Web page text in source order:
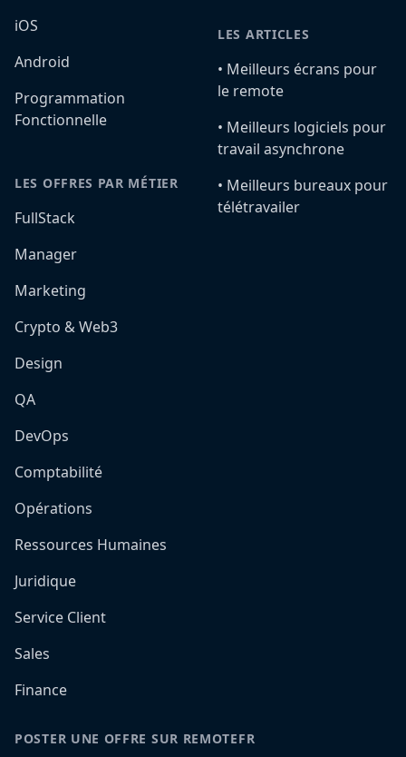
iOS
Android
Programmation
Fonctionnelle
LES OFFRES PAR MÉTIER
FullStack
Manager
Marketing
Crypto & Web3
Design
QA
DevOps
Comptabilité
Opérations
Ressources Humaines
Juridique
Service Client
Sales
Finance
LES ARTICLES
•️ Meilleurs écrans pour
le remote
•️ Meilleurs logiciels pour
travail asynchrone
•️ Meilleurs bureaux pour
télétravailer
POSTER UNE OFFRE SUR REMOTEFR